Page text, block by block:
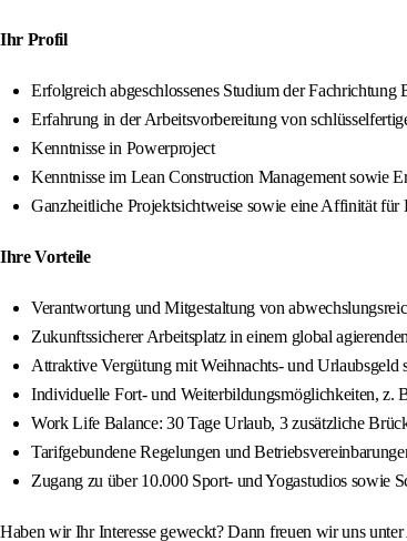
Ihr Profil
Erfolgreich abgeschlossenes Studium der
Erfahrung in der Arbeitsvorbereitung von
Kenntnisse in Powerproject
Kenntnisse im Lean Construction Management sowie
Ganzheitliche Projektsichtweise sowie eine Affinität für
Ihre Vorteile
Verantwortung und Mitgestaltung von
Zukunftssicherer Arbeitsplatz in einem global
Attraktive Vergütung mit Weihnachts- und Urlaubsgeld
Individuelle Fort- und Weiterbildungsmöglichkeiten,
Work Life Balance: 30 Tage Urlaub, 3 zusätzliche
Tarifgebundene Regelungen und
Zugang zu über 10.000 Sport- und Yogastudios
Haben wir Ihr Interesse geweckt? Dann freuen wir uns